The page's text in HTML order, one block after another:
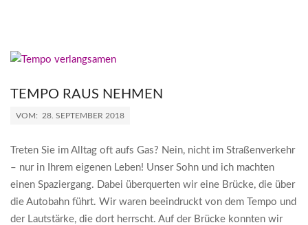
TEMPO RAUS NEHMEN
2018-
28
VOM: 28. SEPTEMBER 2018
Treten Sie im Alltag oft aufs Gas? Nein, nicht im Straßenverkehr
– nur in Ihrem eigenen Leben! Unser Sohn und ich machten
einen Spaziergang. Dabei überquerten wir eine Brücke, die über
die Autobahn führt. Wir waren beeindruckt von dem Tempo und
der Lautstärke, die dort herrscht. Auf der Brücke konnten wir